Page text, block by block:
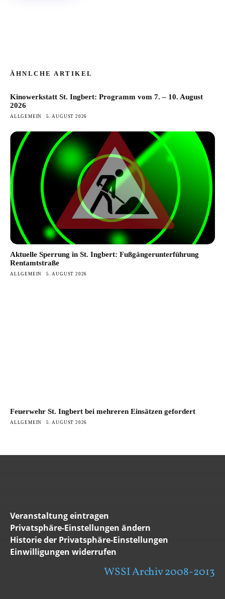
ÄHNLCHE ARTIKEL
Kinowerkstatt St. Ingbert: Programm vom 7. – 10. August
2026
ALLGEMEIN 5. AUGUST 2026
Aktuelle Sperrung in St. Ingbert: Fußgängerunterführung
Rentamtstraße
ALLGEMEIN 5. AUGUST 2026
Feuerwehr St. Ingbert bei mehreren Einsätzen gefordert
ALLGEMEIN 5. AUGUST 2026
Veranstaltung eintragen
Privatsphäre-Einstellungen ändern
Historie der Privatsphäre-Einstellungen
Einwilligungen widerrufen
WSSI Archiv 2008-2013